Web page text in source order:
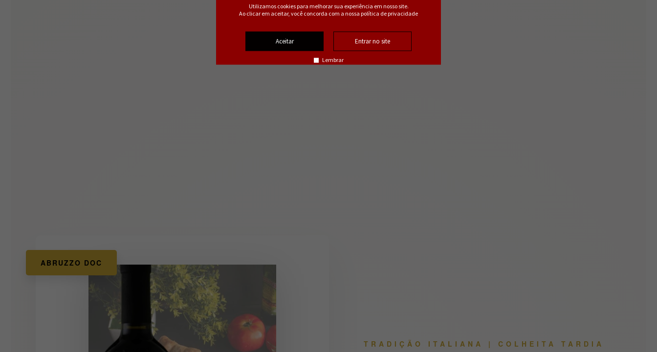
Utilizamos cookies para melhorar sua experiência em nosso site.
Ao clicar em aceitar, você concorda com a nossa política de privacidade
Aceitar Entrar no site
Lembrar
ABRUZZO DOC
TRADIÇÃO ITALIANA | COLHEITA TARDIA